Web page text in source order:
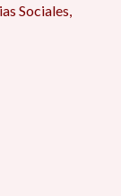
Sociales,